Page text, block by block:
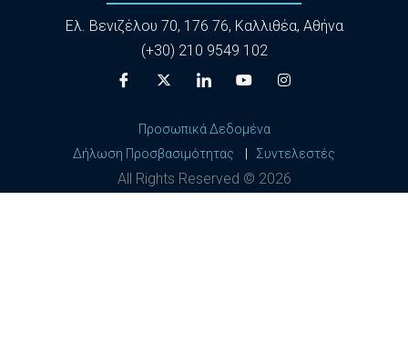
Ελ. Βενιζέλου 70, 176 76, Καλλιθέα, Αθήνα
(+30) 210 9549 102
Προσωπικά Δεδομένα
Δήλωση Προσβασιμότητας | Συντελεστές
All Rights Reserved © 2026